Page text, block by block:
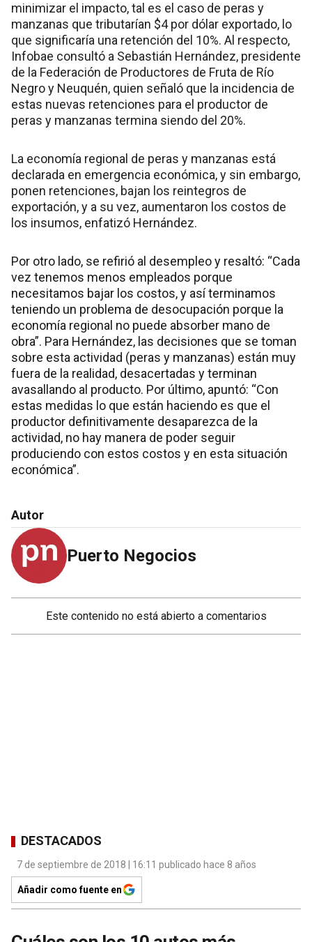
minimizar el impacto, tal es el caso de peras y
manzanas que tributarían $4 por dólar exportado, lo
que significaría una retención del 10%. Al respecto,
Infobae consultó a Sebastián Hernández, presidente
de la Federación de Productores de Fruta de Río
Negro y Neuquén, quien señaló que la incidencia de
estas nuevas retenciones para el productor de
peras y manzanas termina siendo del 20%.
La economía regional de peras y manzanas está
declarada en emergencia económica, y sin embargo,
ponen retenciones, bajan los reintegros de
exportación, y a su vez, aumentaron los costos de
los insumos, enfatizó Hernández.
Por otro lado, se refirió al desempleo y resaltó: “Cada
vez tenemos menos empleados porque
necesitamos bajar los costos, y así terminamos
teniendo un problema de desocupación porque la
economía regional no puede absorber mano de
obra”. Para Hernández, las decisiones que se toman
sobre esta actividad (peras y manzanas) están muy
fuera de la realidad, desacertadas y terminan
avasallando al producto. Por último, apuntó: “Con
estas medidas lo que están haciendo es que el
productor definitivamente desaparezca de la
actividad, no hay manera de poder seguir
produciendo con estos costos y en esta situación
económica”.
Autor
Puerto Negocios
Este contenido no está abierto a comentarios
DESTACADOS
7 de septiembre de 2018 | 16:11 publicado hace 8 años
Añadir como fuente en